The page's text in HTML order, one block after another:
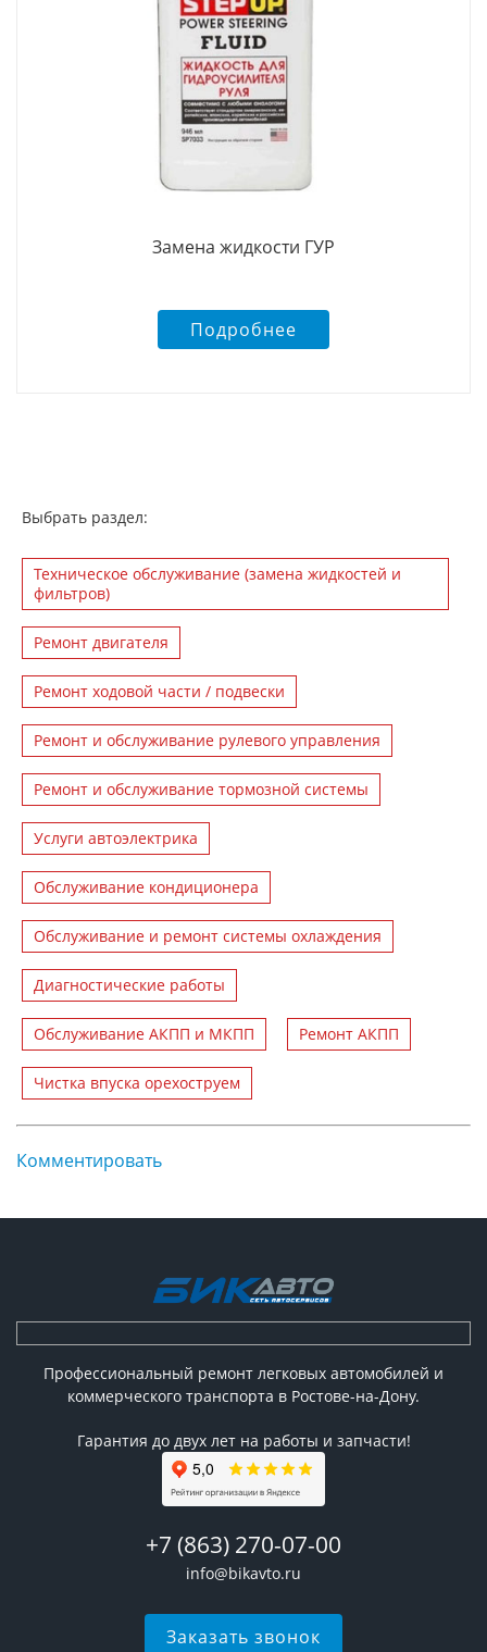
Замена жидкости ГУР
Подробнее
Выбрать раздел:
Техническое обслуживание (замена жидкостей и
фильтров)
Ремонт двигателя
Ремонт ходовой части / подвески
Ремонт и обслуживание рулевого управления
Ремонт и обслуживание тормозной системы
Услуги автоэлектрика
Обслуживание кондиционера
Обслуживание и ремонт системы охлаждения
Диагностические работы
Обслуживание АКПП и МКПП Ремонт АКПП
Чистка впуска орехоструем
Комментировать
Профессиональный ремонт легковых автомобилей и
коммерческого транспорта в Ростове-на-Дону.
Гарантия до двух лет на работы и запчасти!
+7 (863) 270-07-00
info@bikavto.ru
Заказать звонок